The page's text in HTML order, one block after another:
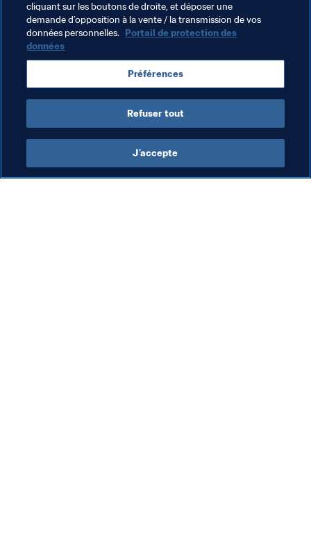
Thèmes en lien
Japan
cliquant sur les boutons de droite, et déposer une
demande d’opposition à la vente / la transmission de vos
données personnelles. Portail de protection des
données
Préférences
Refuser tout
J’accepte